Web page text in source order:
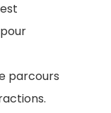
parcours